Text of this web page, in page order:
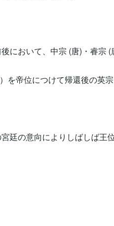
おいて、中宗 (唐)・睿宗 (
帝位につけて帰還後の英宗
廷の意向によりしばしば王